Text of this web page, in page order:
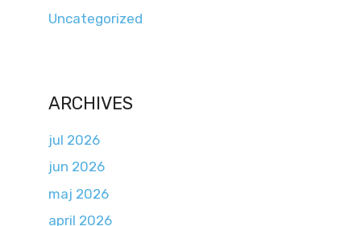
Uncategorized
ARCHIVES
jul 2026
jun 2026
maj 2026
april 2026